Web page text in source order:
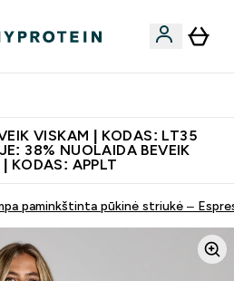
VISKAM | KODAS: LT35
38% NUOLAIDA BEVEIK
KODAS: APPLT
paminkštinta pūkinė striukė –